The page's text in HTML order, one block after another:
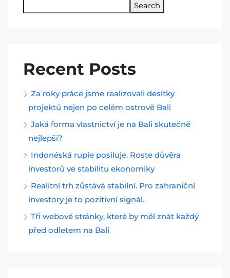
Search
Recent Posts
Za roky práce jsme realizovali desítky
projektů nejen po celém ostrově Bali
Jaká forma vlastnictví je na Bali skutečně
nejlepší?
Indonéská rupie posiluje. Roste důvěra
investorů ve stabilitu ekonomiky
Realitní trh zůstává stabilní. Pro zahraniční
investory je to pozitivní signál.
Tři webové stránky, které by měl znát každý
před odletem na Bali